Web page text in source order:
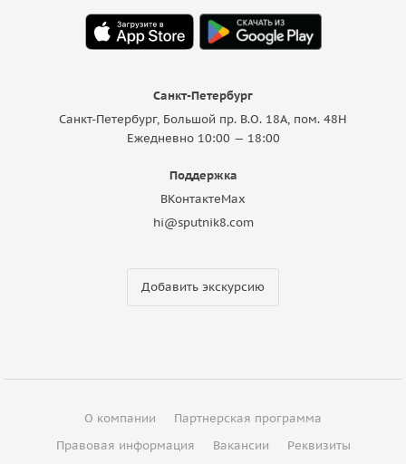
Санкт-Петербург
Санкт-Петербург, Большой пр. В.О. 18A, пом. 48Н
Ежедневно 10:00 — 18:00
Поддержка
ВКонтактеMax
hi@sputnik8.com
Добавить экскурсию
О компании
Партнерская программа
Правовая информация
Вакансии Реквизиты